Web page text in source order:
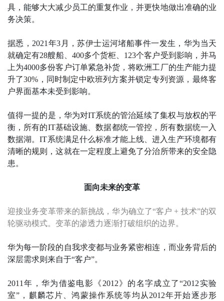
具，能够大大减少员工的重复作业，并更快地做出准确的业
务决策。
据悉，2021年3月，苏伊士运河堵船事件一发生，华为当天
就确定有28艘船、400多个货柜、123个客户受到影响，并马
上为4000多份客户订单紧急补货，将欧洲工厂的生产能力提
升了30%，同时制定中欧班列方案并锁定专列资源，最终客
户界面基本未受到影响。
值得一提的是，华为对IT系统的管治延续了集权与放权的平
衡，所有的IT基础设施、数据都统一管控，所有数据统一入
数据湖。IT系统满足什么标准才能上线、进入生产环境都有
清晰的规则，这就在一定程度上避免了分治所带来的安全隐
患。
面向未来的变革
迎接业务变革带来的新挑战，华为确立了“客户 + 技术”的双
轮驱动模式。变革的渗透力逐渐打破组织的边界。
华为每一阶段的自我求变都与业务紧密相连，而业务背后的
深层需求则来自于“客户”。
2011年，华为借鉴电影《2012》的名字成立了“2012实验
室”，麒麟芯片、鸿蒙操作系统等均从2012年开始逐步形